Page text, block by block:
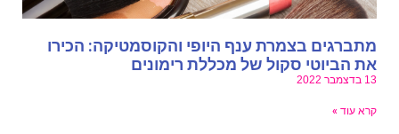
בצמרת ענף היופי והקוסמטיקה: הכירו
הביוטי סקול של מכללת רימונים
עוד »